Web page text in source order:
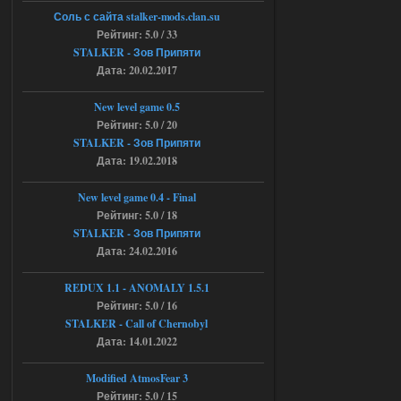
15:33
andreyforest1993
вот ещё этот же трелер с
вашего сайта, https://stalker-
mods.su/news/op_2_ogsr_stcop_wp_3_4
_trejler_2022/2022-11-30-6818
Объединенный Пак 2 + OGSR +
STCoP WP 3.4
15:03
andreyforest1993
это и есть эта версия мода
Объединенный Пак 2 + OGSR
+ STCoP WP 3.4, только нет ни каких
анимаций курения и анимаций еды и
экзоча как в трелере
Ответить ➤
04.08.2026
Объединенный Пак 2 + OGSR +
STCoP WP 3.4
https://rutube.ru/video/50be34
Соль с сайта stalker-mods.clan.su
Рейтинг: 5.0 / 33
STALKER - Зов Припяти
Дата: 20.02.2017
New level game 0.5
Рейтинг: 5.0 / 20
STALKER - Зов Припяти
Дата: 19.02.2018
New level game 0.4 - Final
Рейтинг: 5.0 / 18
STALKER - Зов Припяти
Дата: 24.02.2016
REDUX 1.1​​​​​​​ - ANOMALY 1.5.1
Рейтинг: 5.0 / 16
STALKER - Call of Chernobyl
Дата: 14.01.2022
Modified AtmosFear 3
Рейтинг: 5.0 / 15